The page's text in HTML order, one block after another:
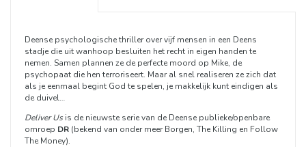
Deense psychologische thriller over vijf mensen in een Deens
stadje die uit wanhoop besluiten het recht in eigen handen te
nemen. Samen plannen ze de perfecte moord op Mike, de
psychopaat die hen terroriseert. Maar al snel realiseren ze zich dat
als je eenmaal begint God te spelen, je makkelijk kunt eindigen als
de duivel…
Deliver Usis de nieuwste serie van de Deense publieke/openbare
omroep DR (bekend van onder meer Borgen, The Killing en Follow
The Money).